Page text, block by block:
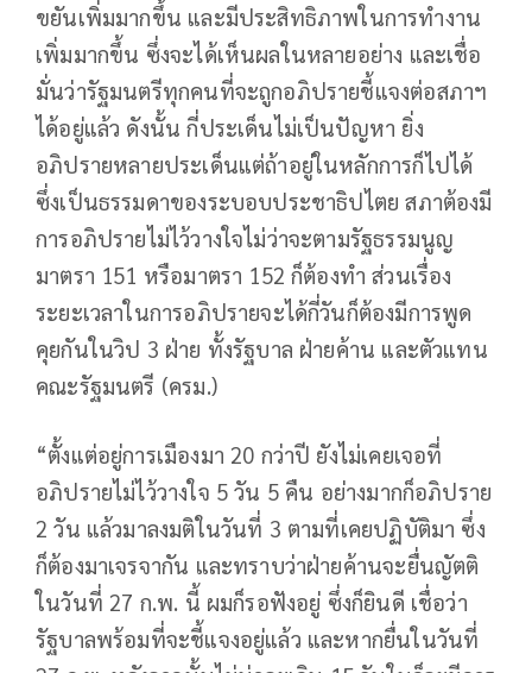
ขยันเพิ่มมากขึ้น และมีประสิทธิภาพในการทำงาน
เพิ่มมากขึ้น ซึ่งจะได้เห็นผลในหลายอย่าง และเชื่อ
มั่นว่ารัฐมนตรีทุกคนที่จะถูกอภิปรายชี้แจงต่อสภาฯ
ได้อยู่แล้ว ดังนั้น กี่ประเด็นไม่เป็นปัญหา ยิ่ง
อภิปรายหลายประเด็นแต่ถ้าอยู่ในหลักการก็ไปได้
ซึ่งเป็นธรรมดาของระบอบประชาธิปไตย สภาต้องมี
การอภิปรายไม่ไว้วางใจไม่ว่าจะตามรัฐธรรมนูญ
มาตรา 151 หรือมาตรา 152 ก็ต้องทำ ส่วนเรื่อง
ระยะเวลาในการอภิปรายจะได้กี่วันก็ต้องมีการพูด
คุยกันในวิป 3 ฝ่าย ทั้งรัฐบาล ฝ่ายค้าน และตัวแทน
คณะรัฐมนตรี (ครม.)
“ตั้งแต่อยู่การเมืองมา 20 กว่าปี ยังไม่เคยเจอที่
อภิปรายไม่ไว้วางใจ 5 วัน 5 คืน อย่างมากก็อภิปราย
2 วัน แล้วมาลงมติในวันที่ 3 ตามที่เคยปฏิบัติมา ซึ่ง
ก็ต้องมาเจรจากัน และทราบว่าฝ่ายค้านจะยื่นญัตติ
ในวันที่ 27 ก.พ. นี้ ผมก็รอฟังอยู่ ซึ่งก็ยินดี เชื่อว่า
รัฐบาลพร้อมที่จะชี้แจงอยู่แล้ว และหากยื่นในวันที่